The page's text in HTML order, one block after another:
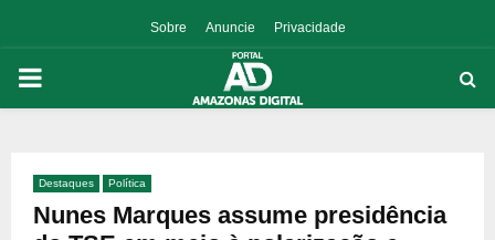
Sobre Anuncie Privacidade
PRIMARY
Destaques Política
Nunes Marques assume presidência